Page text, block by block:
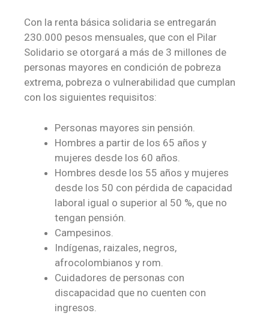
Con la renta básica solidaria se entregarán
230.000 pesos mensuales, que con el Pilar
Solidario se otorgará a más de 3 millones de
personas mayores en condición de pobreza
extrema, pobreza o vulnerabilidad que cumplan
con los siguientes requisitos:
Personas mayores sin pensión.
Hombres a partir de los 65 años y
mujeres desde los 60 años.
Hombres desde los 55 años y mujeres
desde los 50 con pérdida de capacidad
laboral igual o superior al 50 %, que no
tengan pensión.
Campesinos.
Indígenas, raizales, negros,
afrocolombianos y rom.
Cuidadores de personas con
discapacidad que no cuenten con
ingresos.